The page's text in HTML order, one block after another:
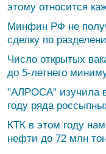
этому относится
Минфин РФ не
сделку по
Число открытых
до 5-летнего
"АЛРОСА" изучила
году ряда
КТК в этом году
нефти до 72 млн